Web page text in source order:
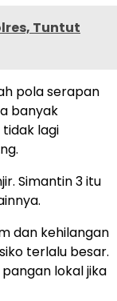
Tuntut
pola serapan
banyak
lagi
Simantin 3 itu
dan kehilangan
terlalu besar.
lokal jika